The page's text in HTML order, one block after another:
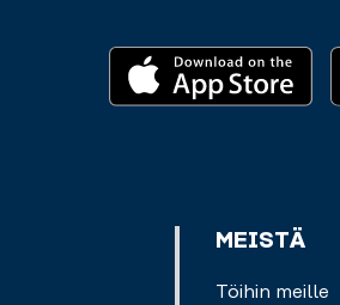
MEISTÄ
Töihin meille